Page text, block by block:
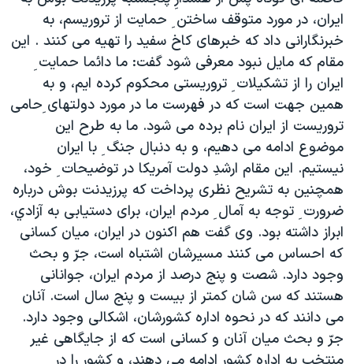
فرهنگ و زندگی
حقوق شهروندی
اقتصادی
علم و فناوری
اسرائیل در جنگ
گالری عکس
آرشیو پخش زنده
مستندها
انتخابات ریاست جمهوری آمریکا ۲۰۲۴
حمله جمهوری اسلامی به اسرائیل
رمز مهسا
ورزش زنان در ایران
اعتراضات زن، زندگی، آزادی
مجموعه مستندهای دادخواهی
تریبونال مردمی آبان ۹۸
دادگاه حمید نوری
چهل سال گروگان‌گیری
قانون شفافیت دارائی کادر رهبری ایران
اعتراضات مردمی آبان ۹۸
اسرائیل در جنگ
دنبال کنید
زبانهای مختلف
ايران، در مورد متوقف ساختن ِ حمايت از تروريسم، به
خبرنگارانی داد که خبرهای کاخ سفيد را تهيه می کنند . اين
مقام که مايل نبود معرفی شود گفت: ما دائما حمايت ِ
ايران را از تشکيلات ِ تروريستی محکوم کرده ايم، و به
همين جهت است که در فهرست ما در مورد دولتهای ِحامی
تروريست از ايران نام برده می شود. ما به طرح اين
موضوع ادامه می دهيم، و به دنبال جنگ ِ با ايران
نيستيم. اين مقام ارشدِ دولت آمريکا در توضيحات ِ خود،
همچنين به تشريح نظری پرداخت که پرزيدنت بوش درباره
ضرورت ِ توجه به آمال ِ مردم ايران، برای دستيابی به آزادي،
ابراز داشته بود. وی گفت هم اکنون در ايران، ميان کسانی
که احساس می کنند مسيرشان اشتباه است، جرّ و بحث
وجود دارد. شصت و پنج درصد از مردم ايران، جوانانی
هستند که سن شان کمتر از بيست و پنج سال است. آنان
می دانند که در نحوه اداره کشورشان، اشکالی وجود دارد.
جرّ و بحث ميان آنان و کسانی است که از جايگاهی غير